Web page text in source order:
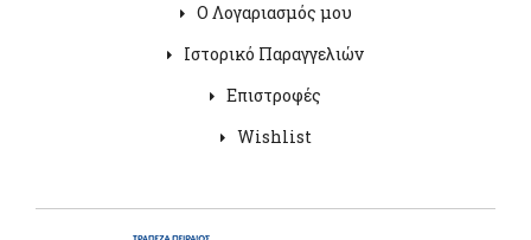
Ο Λογαριασμός μου
Ιστορικό Παραγγελιών
Επιστροφές
Wishlist